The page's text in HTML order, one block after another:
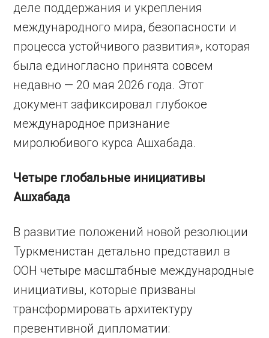
деле поддержания и укрепления
международного мира, безопасности и
процесса устойчивого развития», которая
была единогласно принята совсем
недавно — 20 мая 2026 года. Этот
документ зафиксировал глубокое
международное признание
миролюбивого курса Ашхабада.
Четыре глобальные инициативы
Ашхабада
В развитие положений новой резолюции
Туркменистан детально представил в
ООН четыре масштабные международные
инициативы, которые призваны
трансформировать архитектуру
превентивной дипломатии: